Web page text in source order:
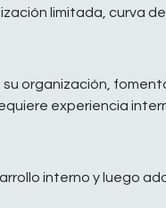
limitada, curva
organización,
experiencia
interno y luego